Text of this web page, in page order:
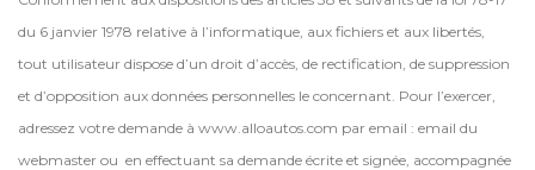
du 6 janvier 1978 relative à l’informatique, aux fichiers et aux libertés,
tout utilisateur dispose d’un droit d’accès, de rectification, de suppression
et d’opposition aux données personnelles le concernant. Pour l’exercer,
adressez votre demande à www.alloautos.com par email : email du
webmaster ou en effectuant sa demande écrite et signée, accompagnée